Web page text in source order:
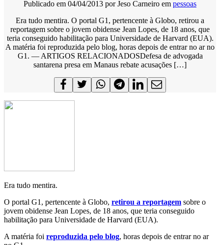
Publicado em 04/04/2013 porJeso Carneiro em pessoas
Era tudo mentira. O portal G1, pertencente à Globo, retirou a
reportagem sobre o jovem obidense Jean Lopes, de 18 anos, que
teria conseguido habilitação para Universidade de Harvard (EUA).
A matéria foi reproduzida pelo blog, horas depois de entrar no ar no
G1. — ARTIGOS RELACIONADOSDefesa de advogada
santarena presa em Manaus rebate acusações […]
Era tudo mentira.
O portal G1, pertencente à Globo, retirou a reportagem sobre o
jovem obidense Jean Lopes, de 18 anos, que teria conseguido
habilitação para Universidade de Harvard (EUA).
A matéria foi reproduzida pelo blog, horas depois de entrar no ar